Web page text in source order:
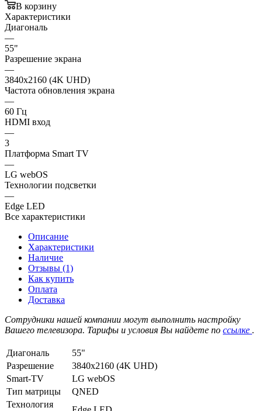
В корзину
Характеристики
Диагональ
—
55"
Разрешение экрана
—
3840x2160 (4K UHD)
Частота обновления экрана
—
60 Гц
HDMI вход
—
3
Платформа Smart TV
—
LG webOS
Технологии подсветки
—
Edge LED
Все характеристики
Описание
Характеристики
Наличие
Отзывы (1)
Как купить
Оплата
Доставка
Сотрудники нашей компании могут выполнить настройку
Вашего телевизора. Тарифы и условия Вы найдете по ссылке .
Диагональ
55"
Разрешение
3840x2160 (4K UHD)
Smart-TV
LG webOS
Тип матрицы
QNED
Технология